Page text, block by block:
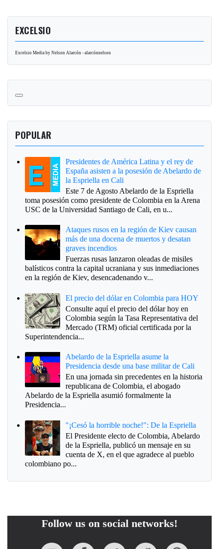
EXCELSIO
Excelsio Media by Nelson Alarcón - alarcónnelson
POPULAR
Presidentes de América Latina y el rey de
España asisten a la posesión de Abelardo de
la Espriella en Cali
Este 7 de Agosto Abelardo de la Espriella
toma posesión como presidente de Colombia en la Arena
USC de la Universidad Santiago de Cali, en u...
Ataques rusos en la región de Kiev causan
más de una docena de muertos y desatan
graves incendios
Fuerzas rusas lanzaron oleadas de misiles
balísticos contra la capital ucraniana y sus inmediaciones
en la región de Kiev, desencadenando v...
El precio del dólar en Colombia para HOY
Consulte aquí el precio del dólar hoy en
Colombia según la Tasa Representativa del
Mercado (TRM) oficial certificada por la
Superintendencia...
Abelardo de la Espriella asume la
Presidencia desde una base militar de Cali
En una jornada sin precedentes en la historia
republicana de Colombia, el abogado
Abelardo de la Espriella asumió formalmente la
Presidencia...
"¡Cesó la horrible noche!": De la Espriella
El Presidente electo de Colombia, Abelardo
de la Espriella, publicó un mensaje en su
cuenta de X, en el que agradece al pueblo
colombiano po...
Follow us on social networks!